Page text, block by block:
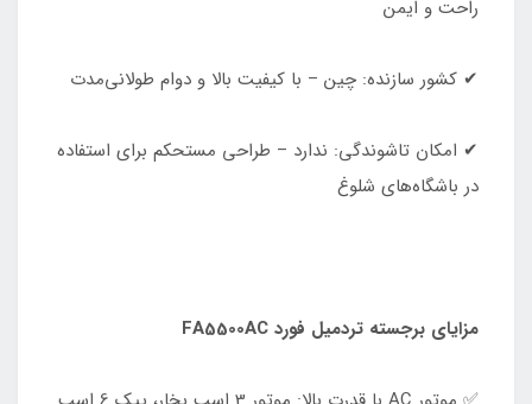
راحت و ایمن
✔ کشور سازنده: چین – با کیفیت بالا و دوام طولانی‌مدت
✔ امکان تاشوندگی: ندارد – طراحی مستحکم برای استفاده
در باشگاه‌های شلوغ
مزایای برجسته تردمیل فورد FA5500AC